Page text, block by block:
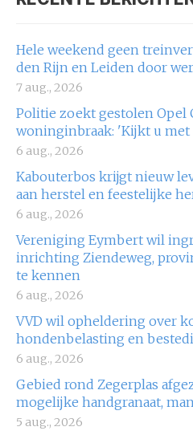
Hele weekend geen
den Rijn en Leiden door
7 aug., 2026
Politie zoekt gestolen Opel
woninginbraak: 'Kijkt u met
6 aug., 2026
Kabouterbos krijgt nieuw
aan herstel en feestelijke
6 aug., 2026
Vereniging Eymbert wil
inrichting Ziendeweg,
te kennen
6 aug., 2026
VVD wil opheldering over
hondenbelasting en
6 aug., 2026
Gebied rond Zegerplas
mogelijke handgranaat,
5 aug., 2026